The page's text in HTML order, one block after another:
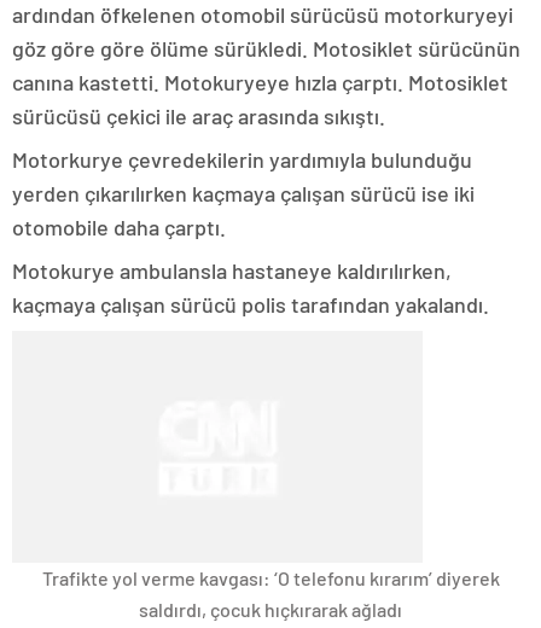
ardından öfkelenen otomobil sürücüsü motorkuryeyi
göz göre göre ölüme sürükledi. Motosiklet sürücünün
canına kastetti. Motokuryeye hızla çarptı. Motosiklet
sürücüsü çekici ile araç arasında sıkıştı.
Motorkurye çevredekilerin yardımıyla bulunduğu
yerden çıkarılırken kaçmaya çalışan sürücü ise iki
otomobile daha çarptı.
Motokurye ambulansla hastaneye kaldırılırken,
kaçmaya çalışan sürücü polis tarafından yakalandı.
Trafikte yol verme kavgası: ‘O telefonu kırarım’ diyerek
saldırdı, çocuk hıçkırarak ağladı